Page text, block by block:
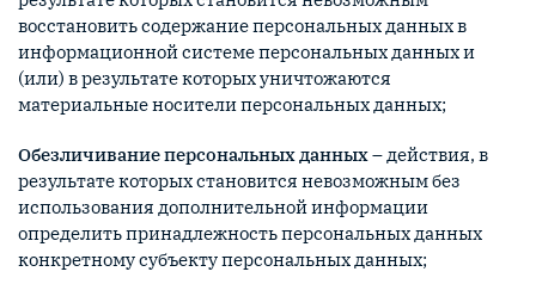
восстановить содержание персональных данных в
информационной системе персональных данных и
(или) в результате которых уничтожаются
материальные носители персональных данных;
Обезличивание персональных данных– действия, в
результате которых становится невозможным без
использования дополнительной информации
определить принадлежность персональных данных
конкретному субъекту персональных данных;